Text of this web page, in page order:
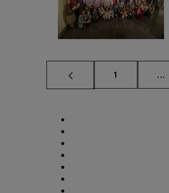
Página
1 ...